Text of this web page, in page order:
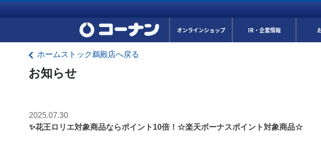
オンラインショップ IR・企業情報
ホームストック鵜殿店へ戻る
お知らせ
2025.07.30
✨花王ロリエ対象商品ならポイント10倍！☆楽天ボーナスポイント対象商品☆